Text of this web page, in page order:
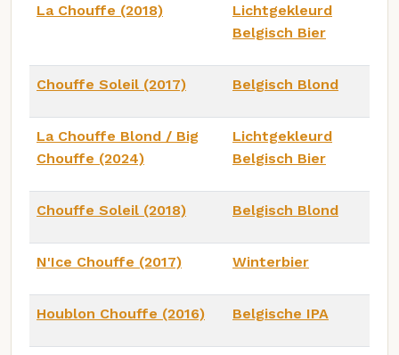
La Chouffe (2018)
Lichtgekleurd
Belgisch Bier
Chouffe Soleil (2017) Belgisch Blond
La Chouffe Blond / Big
Chouffe (2024)
Lichtgekleurd
Belgisch Bier
Chouffe Soleil (2018) Belgisch Blond
N'Ice Chouffe (2017) Winterbier
Houblon Chouffe (2016) Belgische IPA